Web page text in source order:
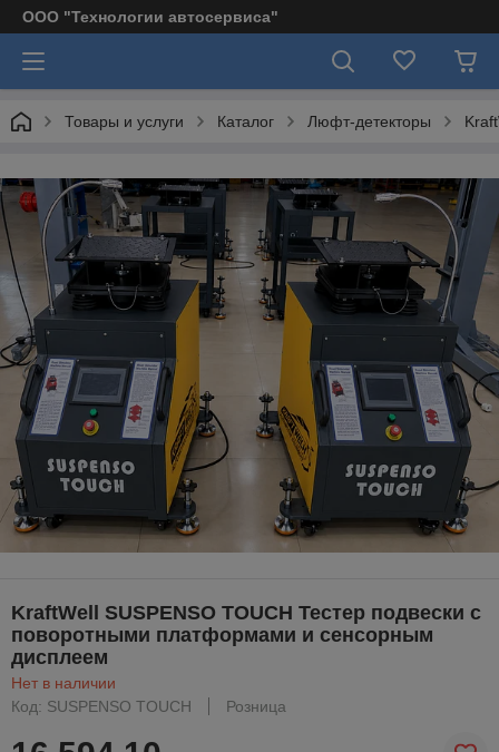
ООО "Технологии автосервиса"
Товары и услуги Каталог Люфт-детекторы
KraftWell SUSPENSO TOUCH Тестер подвески с
поворотными платформами и сенсорным
дисплеем
Нет в наличии
Код: SUSPENSO TOUCH
Розница